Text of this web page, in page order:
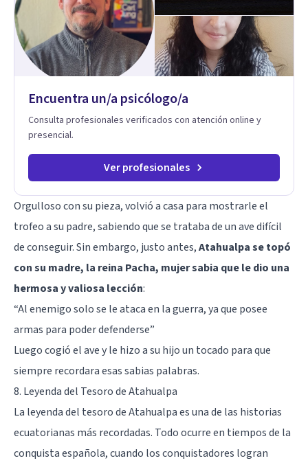
Encuentra un/a psicólogo/a
Consulta profesionales verificados con atención online y
presencial.
Ver profesionales
Orgulloso con su pieza, volvió a casa para mostrarle el
trofeo a su padre, sabiendo que se trataba de un ave difícil
de conseguir. Sin embargo, justo antes,Atahualpa se topó
con su madre, la reina Pacha, mujer sabia que le dio una
hermosa y valiosa lección:
“Al enemigo solo se le ataca en la guerra, ya que posee
armas para poder defenderse”
Luego cogió el ave y le hizo a su hijo un tocado para que
siempre recordara esas sabias palabras.
8. Leyenda del Tesoro de Atahualpa
La leyenda del tesoro de Atahualpa es una de las historias
ecuatorianas más recordadas. Todo ocurre en tiempos de la
conquista española, cuando los conquistadores logran